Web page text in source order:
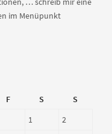
im Menüpunkt
F S
S
1
2